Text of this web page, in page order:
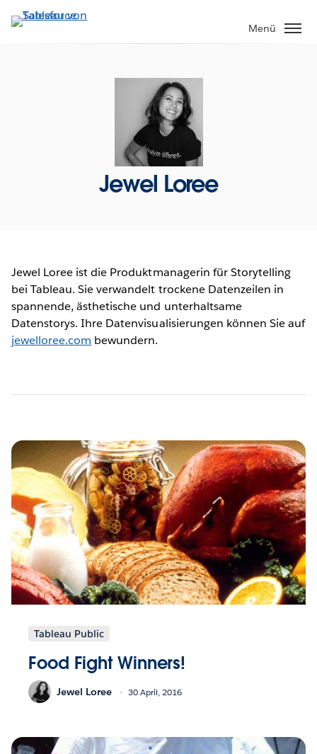
Direkt
zum
Menü
Jewel Loree
Jewel Loree ist die Produktmanagerin für Storytelling
bei Tableau. Sie verwandelt trockene Datenzeilen in
spannende, ästhetische und unterhaltsame
Datenstorys. Ihre Datenvisualisierungen können Sie auf
jewelloree.com bewundern.
Tableau Public
Food Fight Winners!
Jewel Loree 30 April, 2016
Seitennummerierung